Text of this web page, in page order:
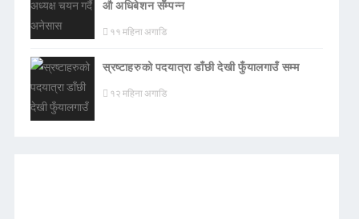
औ अधिबेशन सँम्पन्न
११ महिना अगाडि
स्रष्टाहरुको पदयात्रा डाँछी देखी फुँयालगाउँ सम्म
१२ महिना अगाडि